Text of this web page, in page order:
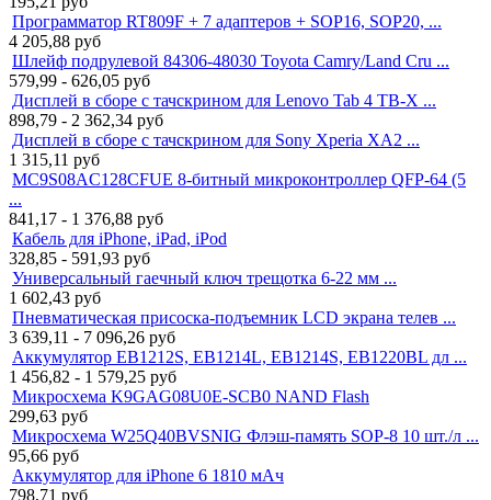
Программатор RT809F + 7 адаптеров + SOP16, SOP20, ...
4 205,88 руб
Шлейф подрулевой 84306-48030 Toyota Camry/Land Cru ...
579,99 - 626,05 руб
Дисплей в сборе с тачскрином для Lenovo Tab 4 TB-X ...
898,79 - 2 362,34 руб
Дисплей в сборе с тачскрином для Sony Xperia XA2 ...
1 315,11 руб
MC9S08AC128CFUE 8-битный микроконтроллер QFP-64 (5
...
841,17 - 1 376,88 руб
Кабель для iPhone, iPad, iPod
328,85 - 591,93 руб
Универсальный гаечный ключ трещотка 6-22 мм ...
1 602,43 руб
Пневматическая присоска-подъемник LCD экрана телев ...
3 639,11 - 7 096,26 руб
Аккумулятор EB1212S, EB1214L, EB1214S, EB1220BL дл ...
1 456,82 - 1 579,25 руб
Микросхема K9GAG08U0E-SCB0 NAND Flash
299,63 руб
Микросхема W25Q40BVSNIG Флэш-память SOP-8 10 шт./л ...
95,66 руб
Аккумулятор для iPhone 6 1810 мАч
798,71 руб